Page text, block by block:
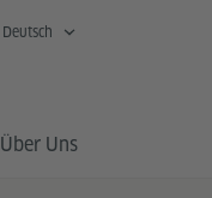
Deutsch
Über Uns